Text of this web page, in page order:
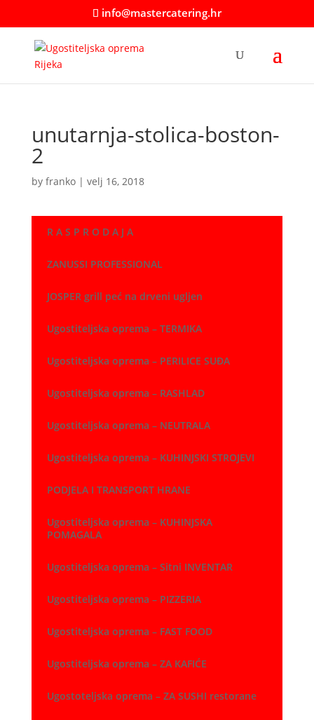
info@mastercatering.hr
unutarnja-stolica-boston-
2
by franko| velj 16, 2018
R A S P R O D A J A
ZANUSSI PROFESSIONAL
JOSPER grill peć na drveni ugljen
Ugostiteljska oprema – TERMIKA
Ugostiteljska oprema – PERILICE SUĐA
Ugostiteljska oprema – RASHLAD
Ugostiteljska oprema – NEUTRALA
Ugostiteljska oprema – KUHINJSKI STROJEVI
PODJELA I TRANSPORT HRANE
Ugostiteljska oprema – KUHINJSKA
POMAGALA
Ugostiteljska oprema – Sitni INVENTAR
Ugostiteljska oprema – PIZZERIA
Ugostiteljska oprema – FAST FOOD
Ugostiteljska oprema – ZA KAFIĆE
Ugostoteljska oprema – ZA SUSHI restorane